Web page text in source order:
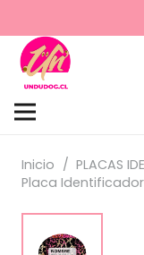
Inicio / PLACAS
Placa